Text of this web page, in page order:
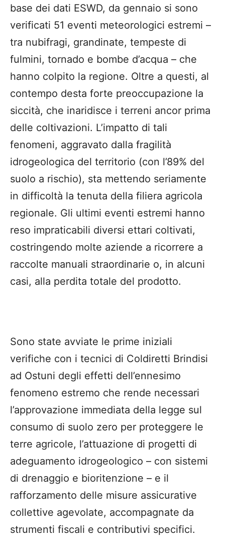
base dei dati ESWD, da gennaio si sono
verificati 51 eventi meteorologici estremi –
tra nubifragi, grandinate, tempeste di
fulmini, tornado e bombe d’acqua – che
hanno colpito la regione. Oltre a questi, al
contempo desta forte preoccupazione la
siccità, che inaridisce i terreni ancor prima
delle coltivazioni. L’impatto di tali
fenomeni, aggravato dalla fragilità
idrogeologica del territorio (con l’89% del
suolo a rischio), sta mettendo seriamente
in difficoltà la tenuta della filiera agricola
regionale. Gli ultimi eventi estremi hanno
reso impraticabili diversi ettari coltivati,
costringendo molte aziende a ricorrere a
raccolte manuali straordinarie o, in alcuni
casi, alla perdita totale del prodotto.
Sono state avviate le prime iniziali
verifiche con i tecnici di Coldiretti Brindisi
ad Ostuni degli effetti dell’ennesimo
fenomeno estremo che rende necessari
l’approvazione immediata della legge sul
consumo di suolo zero per proteggere le
terre agricole, l’attuazione di progetti di
adeguamento idrogeologico – con sistemi
di drenaggio e bioritenzione – e il
rafforzamento delle misure assicurative
collettive agevolate, accompagnate da
strumenti fiscali e contributivi specifici.